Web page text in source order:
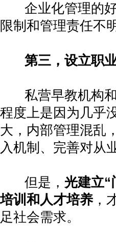
企业化管理的
限制和管理责任不
第三，设立职
私营早教机构
程度上是因为几乎
大，内部管理混乱
入机制、完善对从
但是， 光建立“
培训和人才培养，
足社会需求。